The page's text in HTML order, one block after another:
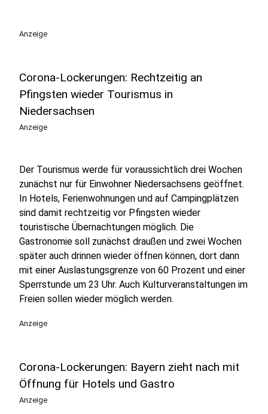
Anzeige
Corona-Lockerungen: Rechtzeitig an
Pfingsten wieder Tourismus in
Niedersachsen
Anzeige
Der Tourismus werde für voraussichtlich drei Wochen
zunächst nur für Einwohner Niedersachsens geöffnet.
In Hotels, Ferienwohnungen und auf Campingplätzen
sind damit rechtzeitig vor Pfingsten wieder
touristische Übernachtungen möglich. Die
Gastronomie soll zunächst draußen und zwei Wochen
später auch drinnen wieder öffnen können, dort dann
mit einer Auslastungsgrenze von 60 Prozent und einer
Sperrstunde um 23 Uhr. Auch Kulturveranstaltungen im
Freien sollen wieder möglich werden.
Anzeige
Corona-Lockerungen: Bayern zieht nach mit
Öffnung für Hotels und Gastro
Anzeige